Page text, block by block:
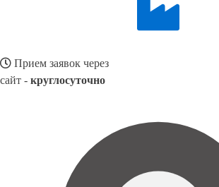
Прием заявок через
сайт - круглосуточно